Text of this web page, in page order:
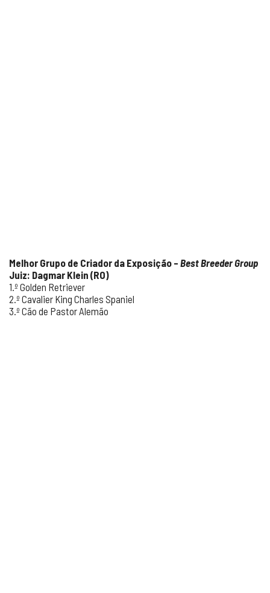
Melhor Grupo de Criador da Exposição – Best Breeder Group
Juiz: Dagmar Klein (RO)
1.º Golden Retriever
2.º Cavalier King Charles Spaniel
3.º Cão de Pastor Alemão